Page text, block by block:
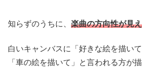
知らずのうちに、 楽曲の方向性が見
白いキャンバスに「好きな絵を描い
「車の絵を描いて」と言われる方が